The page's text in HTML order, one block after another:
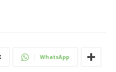
WhatsApp